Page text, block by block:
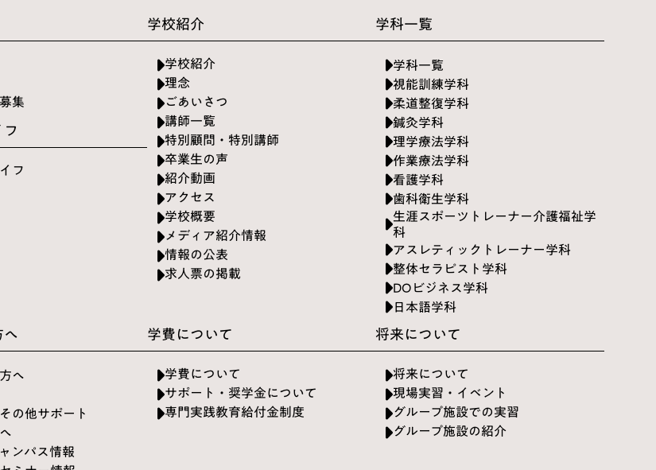
集
フ
学校紹介
学校紹介
理念
ごあいさつ
講師一覧
特別顧問・特別講師
卒業生の声
紹介動画
アクセス
学校概要
メディア紹介情報
情報の公表
求人票の掲載
学科一覧
学科一覧
視能訓練学科
柔道整復学科
鍼灸学科
理学療法学科
作業療法学科
看護学科
歯科衛生学科
生涯スポーツトレーナー介護福祉学
科
アスレティックトレーナー学科
整体セラピスト学科
DOビジネス学科
日本語学科
へ
の他サポート
ンパス情報
学費について
学費について
サポート・奨学金について
専門実践教育給付金制度
将来について
将来について
現場実習・イベント
グループ施設での実習
グループ施設の紹介